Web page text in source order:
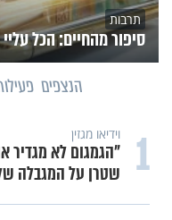
תרבות
סיפור מהחיים: הכל עליי
הנצפים
1 וידיאו מגזין
"הגמגום לא מגדיר
שטרן על המגבלה